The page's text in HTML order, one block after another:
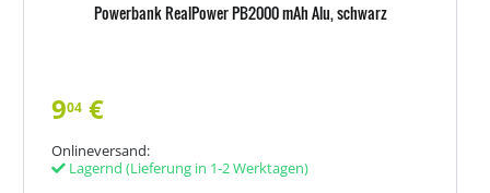
Powerbank RealPower PB2000 mAh Alu, schwarz
904 €
Onlineversand:
Lagernd (Lieferung in 1-2 Werktagen)